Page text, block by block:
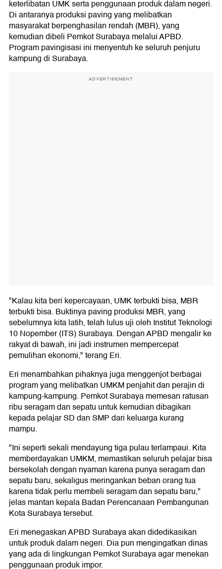
keterlibatan UMK serta penggunaan produk dalam negeri.
Di antaranya produksi paving yang melibatkan
masyarakat berpenghasilan rendah (MBR), yang
kemudian dibeli Pemkot Surabaya melalui APBD.
Program pavingisasi ini menyentuh ke seluruh penjuru
kampung di Surabaya.
ADVERTISEMENT
"Kalau kita beri kepercayaan, UMK terbukti bisa, MBR
terbukti bisa. Buktinya paving produksi MBR, yang
sebelumnya kita latih, telah lulus uji oleh Institut Teknologi
10 Nopember (ITS) Surabaya. Dengan APBD mengalir ke
rakyat di bawah, ini jadi instrumen mempercepat
pemulihan ekonomi," terang Eri.
Eri menambahkan pihaknya juga menggenjot berbagai
program yang melibatkan UMKM penjahit dan perajin di
kampung-kampung. Pemkot Surabaya memesan ratusan
ribu seragam dan sepatu untuk kemudian dibagikan
kepada pelajar SD dan SMP dari keluarga kurang
mampu.
"Ini seperti sekali mendayung tiga pulau terlampaui. Kita
memberdayakan UMKM, memastikan seluruh pelajar bisa
bersekolah dengan nyaman karena punya seragam dan
sepatu baru, sekaligus meringankan beban orang tua
karena tidak perlu membeli seragam dan sepatu baru,"
jelas mantan kepala Badan Perencanaan Pembangunan
Kota Surabaya tersebut.
Eri menegaskan APBD Surabaya akan didedikasikan
untuk produk dalam negeri. Dia pun mengingatkan dinas
yang ada di lingkungan Pemkot Surabaya agar menekan
penggunaan produk impor.